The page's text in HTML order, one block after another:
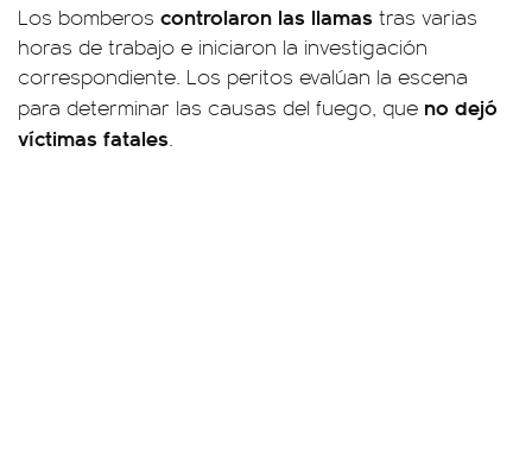
Los bomberos controlaron las llamas tras varias
horas de trabajo e iniciaron la investigación
correspondiente. Los peritos evalúan la escena
para determinar las causas del fuego, que no dejó
víctimas fatales.